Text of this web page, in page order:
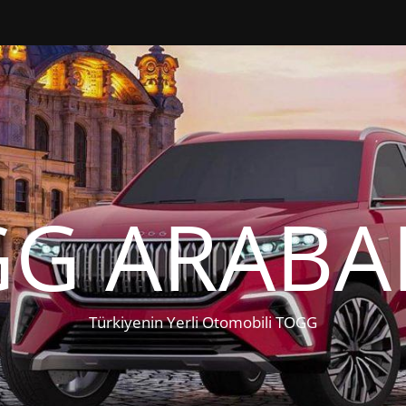
Türkiyenin Yerli Otomobili TOGG